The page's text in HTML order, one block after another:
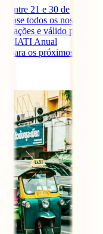
Entre 21 e 30 de
todos os nossos
e válido para
e IATI Anual
para os próximos